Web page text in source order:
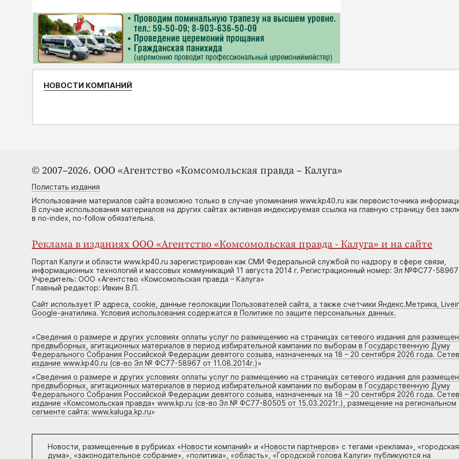
НОВОСТИ КОМПАНИЙ
© 2007–2026. ООО «Агентство «Комсомольская правда – Калуга»
Полистать издания
Использование материалов сайта возможно только в случае упоминания www.kp40.ru как первоисточника
В случае использования материалов на других сайтах активная индексируемая ссылка на главную страницу без
в no-index, no-follow обязательна.
Реклама в изданиях ООО «Агентство «Комсомольская правда - Калуга» и на сайте
Портал Калуги и области www.kp40.ru зарегистрирован как СМИ Федеральной службой по надзору в сфере связи,
информационных технологий и массовых коммуникаций 11 августа 2014 г. Регистрационный номер: Эл №ФС77-58967
Учредитель: ООО «Агентство «Комсомольская правда – Калуга»
Главный редактор: Ивкин В.П.
Сайт использует IP адреса, cookie, данные геолокации Пользователей сайта, а также счетчики Яндекс.Метрика,
Google-анатилика. Условия использования содержатся в Политике по защите персональных данных.
«Сведения о размере и других условиях оплаты услуг по размещению на страницах сетевого издания для
предвыборных, агитационных материалов в период избирательной кампании по выборам в Государственную Думу
Федерального Собрания Российской Федерации девятого созыва, назначенных на 18 – 20 сентября 2026 года.
издание www.kp40.ru (св-во Эл № ФС77-58967 от 11.08.2014г.)»
«Сведения о размере и других условиях оплаты услуг по размещению на страницах сетевого издания для
предвыборных, агитационных материалов в период избирательной кампании по выборам в Государственную Думу
Федерального Собрания Российской Федерации девятого созыва, назначенных на 18 – 20 сентября 2026 года.
издание «Комсомольская правда» www.kp.ru (св-во Эл № ФС77-80505 от 15.03.2021г.), размещение на региональном
сегменте сайта: www.kaluga.kp.ru»
Новости, размещенные в рубриках «Новости компаний» и «Новости партнеров» с тегами «реклама», «городская
дума», «законодательное собрание», «политика», «область», «Городской голова Калуги» публикуются на